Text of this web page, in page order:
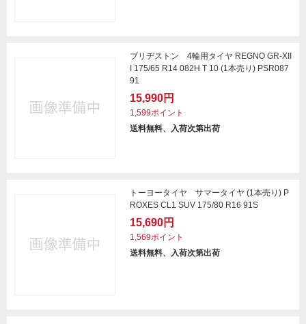
ブリヂストン 4輪用タイヤ REGNO GR-XII
I 175/65 R14 082H T 10 (1本売り) PSR087
91
15,990円
1,599ポイント
送料無料、入荷次第出荷
トーヨータイヤ サマータイヤ (1本売り) P
ROXES CL1 SUV 175/80 R16 91S
15,690円
1,569ポイント
送料無料、入荷次第出荷